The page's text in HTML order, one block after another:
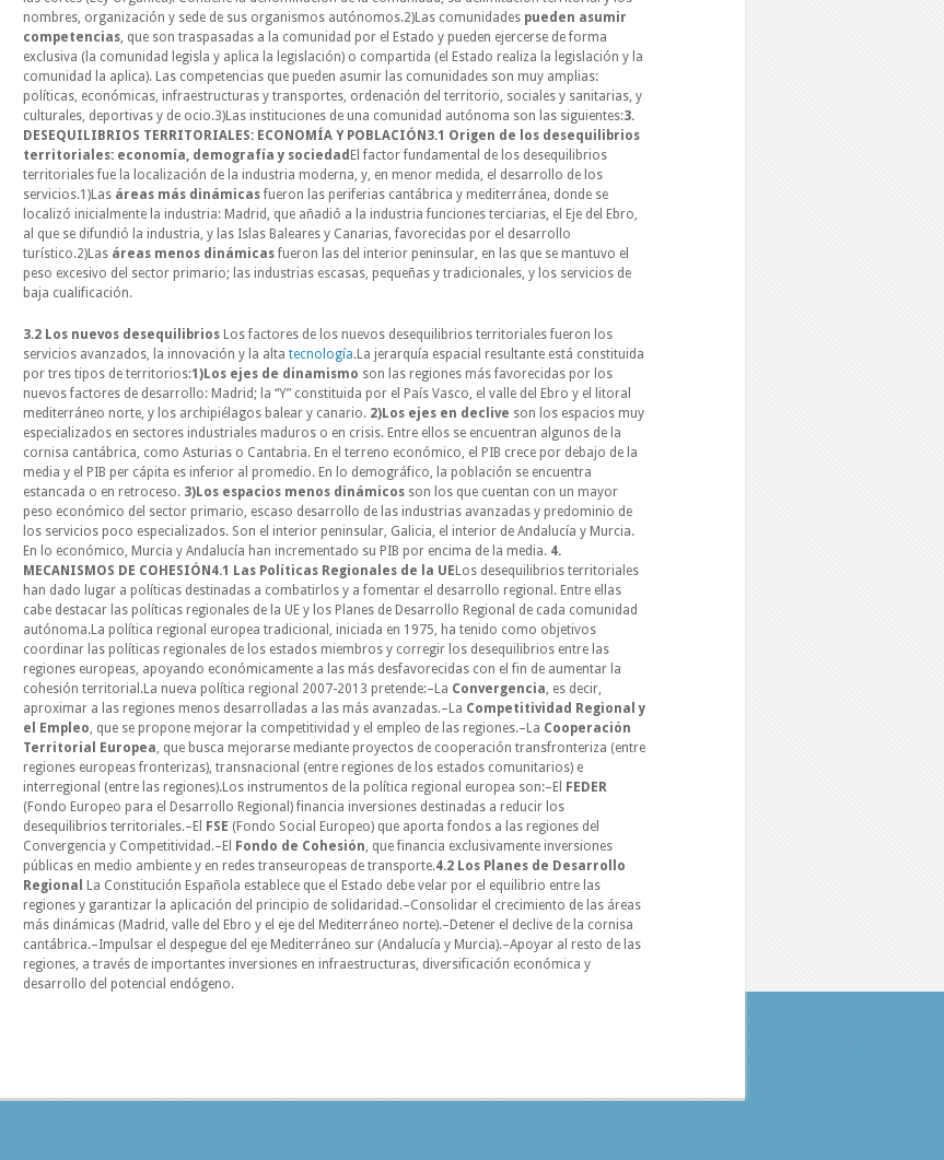
nombres, organización y sede de sus organismos autónomos.2)Las comunidades pueden asumir
competencias, que son traspasadas a la comunidad por el Estado y pueden ejercerse de forma
exclusiva (la comunidad legisla y aplica la legislación) o compartida (el Estado realiza la legislación y la
comunidad la aplica). Las competencias que pueden asumir las comunidades son muy amplias:
políticas, económicas, infraestructuras y transportes, ordenación del territorio, sociales y sanitarias, y
culturales, deportivas y de ocio.3)Las instituciones de una comunidad autónoma son las siguientes:3.
DESEQUILIBRIOS TERRITORIALES: ECONOMÍA Y POBLACIÓN 3.1 Origen de los desequilibrios
territoriales: economía, demografía y sociedad El factor fundamental de los desequilibrios
territoriales fue la localización de la industria moderna, y, en menor medida, el desarrollo de los
servicios.1)Las áreas más dinámicasfueron las periferias cantábrica y mediterránea, donde se
localizó inicialmente la industria: Madrid, que añadió a la industria funciones terciarias, el Eje del Ebro,
al que se difundió la industria, y las Islas Baleares y Canarias, favorecidas por el desarrollo
turístico.2)Las áreas menos dinámicasfueron las del interior peninsular, en las que se mantuvo el
peso excesivo del sector primario; las industrias escasas, pequeñas y tradicionales, y los servicios de
baja cualificación.
3.2 Los nuevos desequilibrios Los factores de los nuevos desequilibrios territoriales fueron los
servicios avanzados, la innovación y la alta tecnología.La jerarquía espacial resultante está constituida
por tres tipos de territorios:1)Los ejes de dinamismo son las regiones más favorecidas por los
nuevos factores de desarrollo: Madrid; la “Y” constituida por el País Vasco, el valle del Ebro y el litoral
mediterráneo norte, y los archipiélagos balear y canario. 2)Los ejes en declive son los espacios muy
especializados en sectores industriales maduros o en crisis. Entre ellos se encuentran algunos de la
cornisa cantábrica, como Asturias o Cantabria. En el terreno económico, el PIB crece por debajo de la
media y el PIB per cápita es inferior al promedio. En lo demográfico, la población se encuentra
estancada o en retroceso. 3)Los espacios menos dinámicos son los que cuentan con un mayor
peso económico del sector primario, escaso desarrollo de las industrias avanzadas y predominio de
los servicios poco especializados. Son el interior peninsular, Galicia, el interior de Andalucía y Murcia.
En lo económico, Murcia y Andalucía han incrementado su PIB por encima de la media. 4.
MECANISMOS DE COHESIÓN 4.1 Las Políticas Regionales de la UE Los desequilibrios territoriales
han dado lugar a políticas destinadas a combatirlos y a fomentar el desarrollo regional. Entre ellas
cabe destacar las políticas regionales de la UE y los Planes de Desarrollo Regional de cada comunidad
autónoma.La política regional europea tradicional, iniciada en 1975, ha tenido como objetivos
coordinar las políticas regionales de los estados miembros y corregir los desequilibrios entre las
regiones europeas, apoyando económicamente a las más desfavorecidas con el fin de aumentar la
cohesión territorial.La nueva política regional 2007-2013 pretende:–La Convergencia, es decir,
aproximar a las regiones menos desarrolladas a las más avanzadas.–La Competitividad Regional y
el Empleo, que se propone mejorar la competitividad y el empleo de las regiones.–La Cooperación
Territorial Europea, que busca mejorarse mediante proyectos de cooperación transfronteriza (entre
regiones europeas fronterizas), transnacional (entre regiones de los estados comunitarios) e
interregional (entre las regiones).Los instrumentos de la política regional europea son:–El FEDER
(Fondo Europeo para el Desarrollo Regional) financia inversiones destinadas a reducir los
desequilibrios territoriales.–El FSE (Fondo Social Europeo) que aporta fondos a las regiones del
Convergencia y Competitividad.–El Fondo de Cohesión, que financia exclusivamente inversiones
públicas en medio ambiente y en redes transeuropeas de transporte.4.2 Los Planes de Desarrollo
Regional
La Constitución Española establece que el Estado debe velar por el equilibrio entre las
regiones y garantizar la aplicación del principio de solidaridad.–Consolidar el crecimiento de las áreas
más dinámicas (Madrid, valle del Ebro y el eje del Mediterráneo norte).–Detener el declive de la cornisa
cantábrica.–Impulsar el despegue del eje Mediterráneo sur (Andalucía y Murcia).–Apoyar al resto de las
regiones, a través de importantes inversiones en infraestructuras, diversificación económica y
desarrollo del potencial endógeno.